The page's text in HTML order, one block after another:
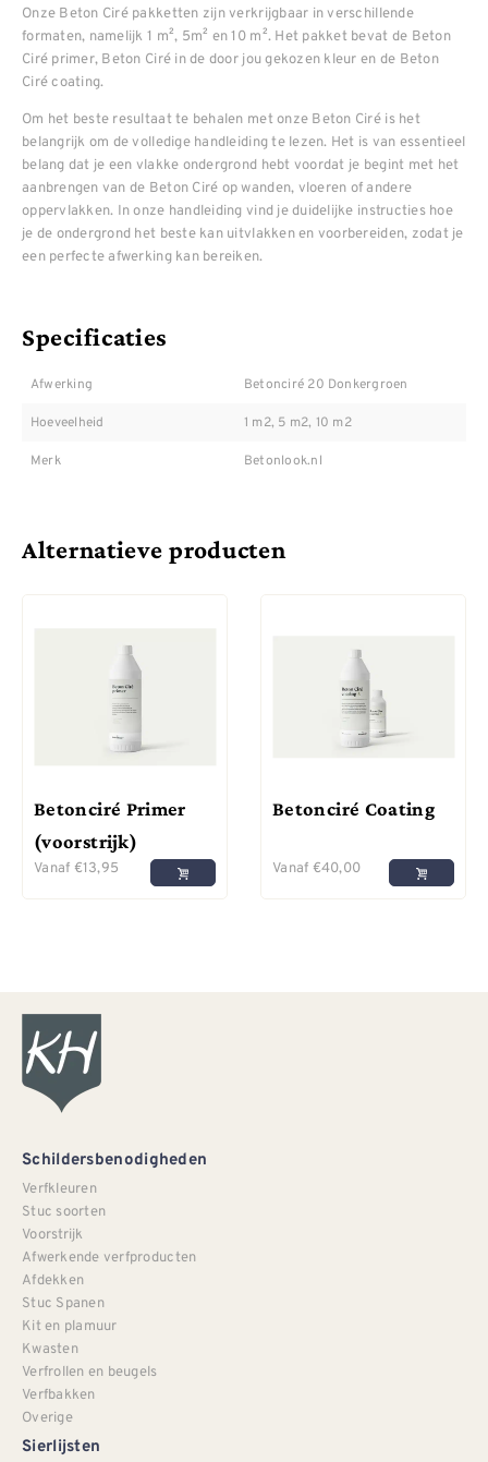
Onze Beton Ciré pakketten zijn verkrijgbaar in verschillende
formaten, namelijk 1 m², 5m² en 10 m². Het pakket bevat de Beton
Ciré primer, Beton Ciré in de door jou gekozen kleur en de Beton
Ciré coating.
Om het beste resultaat te behalen met onze Beton Ciré is het
belangrijk om de volledige handleiding te lezen. Het is van essentieel
belang dat je een vlakke ondergrond hebt voordat je begint met het
aanbrengen van de Beton Ciré op wanden, vloeren of andere
oppervlakken. In onze handleiding vind je duidelijke instructies hoe
je de ondergrond het beste kan uitvlakken en voorbereiden, zodat je
een perfecte afwerking kan bereiken.
Specificaties
Afwerking Betonciré 20 Donkergroen
Hoeveelheid 1 m2, 5 m2, 10 m2
Merk Betonlook.nl
Alternatieve producten
Betonciré Primer
(voorstrijk)
Vanaf €13,95
Betonciré Coating
Vanaf €40,00
Schildersbenodigheden
Verfkleuren
Stuc soorten
Voorstrijk
Afwerkende verfproducten
Afdekken
Stuc Spanen
Kit en plamuur
Kwasten
Verfrollen en beugels
Verfbakken
Overige
Sierlijsten